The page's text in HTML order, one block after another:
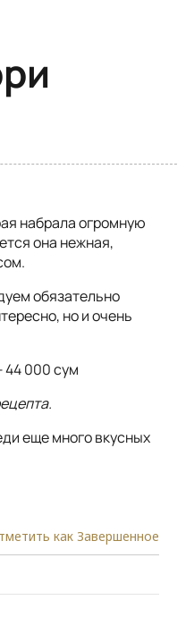
набрала огромную
она нежная,
обязательно
но и очень
44 000 сум
еще много вкусных
как Завершенное